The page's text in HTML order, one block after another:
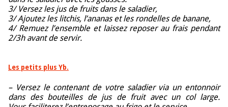
3/ Versez les jus de fruits dans le saladier,
3/ Ajoutez les litchis, l’ananas et les rondelles de banane,
4/ Remuez l’ensemble et laissez reposer au frais pendant
2/3h avant de servir.
Les petits plus Yb.
– Versez le contenant de votre saladier via un entonnoir
dans des bouteilles de jus de fruit avec un col large.